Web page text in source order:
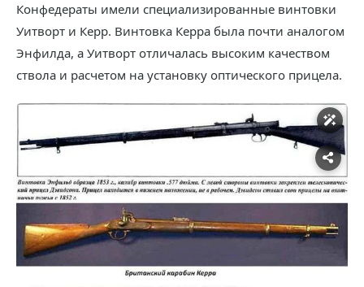
Конфедераты имели специализированные винтовки
Уитворт и Керр. Винтовка Керра была почти аналогом
Энфилда, а Уитворт отличалась высоким качеством
ствола и расчетом на установку оптического прицела.